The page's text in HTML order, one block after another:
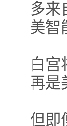
多来
美智
白宫
再是
但即